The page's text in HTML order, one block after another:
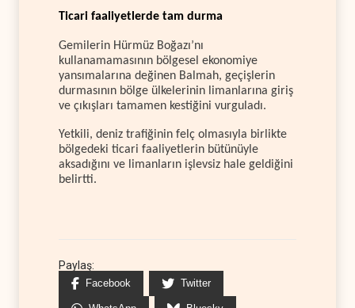
Ticari faaliyetlerde tam durma
Gemilerin Hürmüz Boğazı’nı
kullanamamasının bölgesel ekonomiye
yansımalarına değinen Balmah, geçişlerin
durmasının bölge ülkelerinin limanlarına giriş
ve çıkışları tamamen kestiğini vurguladı.
Yetkili, deniz trafiğinin felç olmasıyla birlikte
bölgedeki ticari faaliyetlerin bütünüyle
aksadığını ve limanların işlevsiz hale geldiğini
belirtti.
Paylaş:
Facebook Twitter